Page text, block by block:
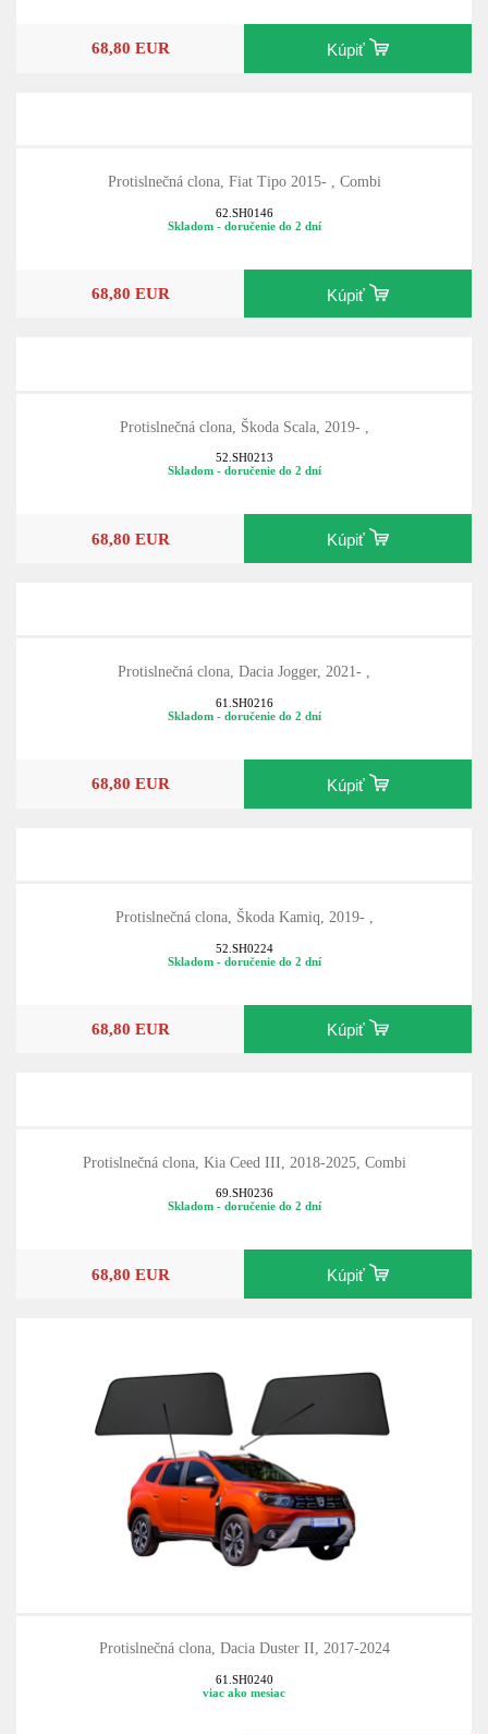
68,80 EUR Kúpiť
Protislnečná clona, Fiat Tipo 2015- , Combi
62.SH0146
Skladom - doručenie do 2 dní
68,80 EUR Kúpiť
Protislnečná clona, Škoda Scala, 2019- ,
52.SH0213
Skladom - doručenie do 2 dní
68,80 EUR Kúpiť
Protislnečná clona, Dacia Jogger, 2021- ,
61.SH0216
Skladom - doručenie do 2 dní
68,80 EUR Kúpiť
Protislnečná clona, Škoda Kamiq, 2019- ,
52.SH0224
Skladom - doručenie do 2 dní
68,80 EUR Kúpiť
Protislnečná clona, Kia Ceed III, 2018-2025, Combi
69.SH0236
Skladom - doručenie do 2 dní
68,80 EUR Kúpiť
Protislnečná clona, Dacia Duster II, 2017-2024
61.SH0240
viac ako mesiac